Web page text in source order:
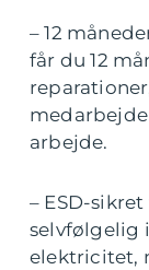
– 12
får du 12
arbejde.
– ESD-
selvfølgelig
elektricitet,